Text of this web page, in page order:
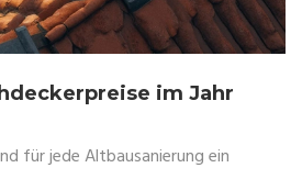
im Jahr
für jede Altbausanierung ein